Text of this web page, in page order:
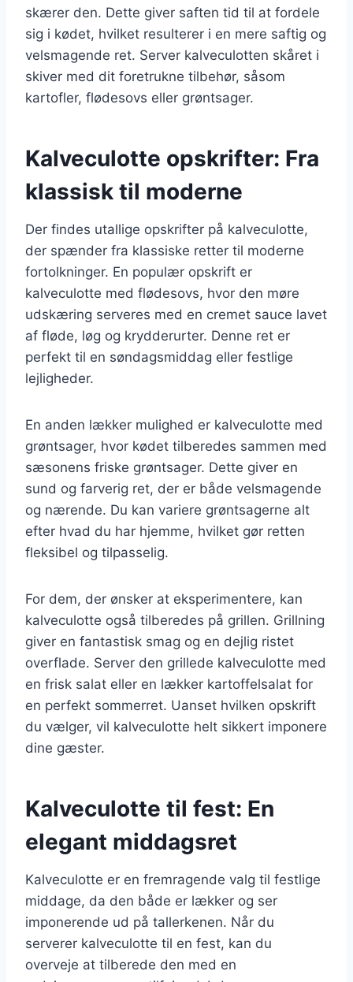
skærer den. Dette giver saften tid til at fordele
sig i kødet, hvilket resulterer i en mere saftig og
velsmagende ret. Server kalveculotten skåret i
skiver med dit foretrukne tilbehør, såsom
kartofler, flødesovs eller grøntsager.
Kalveculotte opskrifter: Fra
klassisk til moderne
Der findes utallige opskrifter på kalveculotte,
der spænder fra klassiske retter til moderne
fortolkninger. En populær opskrift er
kalveculotte med flødesovs, hvor den møre
udskæring serveres med en cremet sauce lavet
af fløde, løg og krydderurter. Denne ret er
perfekt til en søndagsmiddag eller festlige
lejligheder.
En anden lækker mulighed er kalveculotte med
grøntsager, hvor kødet tilberedes sammen med
sæsonens friske grøntsager. Dette giver en
sund og farverig ret, der er både velsmagende
og nærende. Du kan variere grøntsagerne alt
efter hvad du har hjemme, hvilket gør retten
fleksibel og tilpasselig.
For dem, der ønsker at eksperimentere, kan
kalveculotte også tilberedes på grillen. Grillning
giver en fantastisk smag og en dejlig ristet
overflade. Server den grillede kalveculotte med
en frisk salat eller en lækker kartoffelsalat for
en perfekt sommerret. Uanset hvilken opskrift
du vælger, vil kalveculotte helt sikkert imponere
dine gæster.
Kalveculotte til fest: En
elegant middagsret
Kalveculotte er en fremragende valg til festlige
middage, da den både er lækker og ser
imponerende ud på tallerkenen. Når du
serverer kalveculotte til en fest, kan du
overveje at tilberede den med en